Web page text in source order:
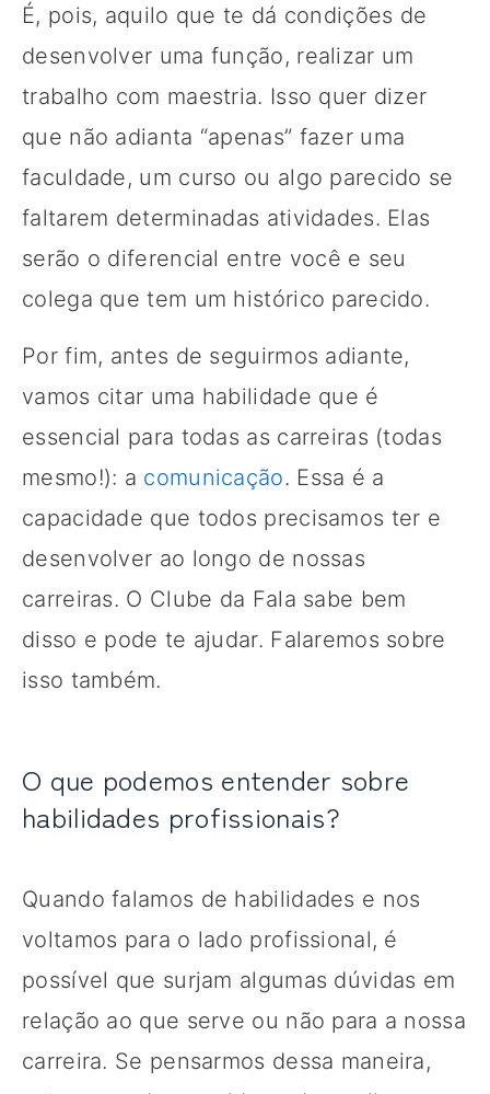
É, pois, aquilo que te dá condições de
desenvolver uma função, realizar um
trabalho com maestria. Isso quer dizer
que não adianta “apenas” fazer uma
faculdade, um curso ou algo parecido se
faltarem determinadas atividades. Elas
serão o diferencial entre você e seu
colega que tem um histórico parecido.
Por fim, antes de seguirmos adiante,
vamos citar uma habilidade que é
essencial para todas as carreiras (todas
mesmo!): a comunicação. Essa é a
capacidade que todos precisamos ter e
desenvolver ao longo de nossas
carreiras. O Clube da Fala sabe bem
disso e pode te ajudar. Falaremos sobre
isso também.
O que podemos entender sobre
habilidades profissionais?
Quando falamos de habilidades e nos
voltamos para o lado profissional, é
possível que surjam algumas dúvidas em
relação ao que serve ou não para a nossa
carreira. Se pensarmos dessa maneira,